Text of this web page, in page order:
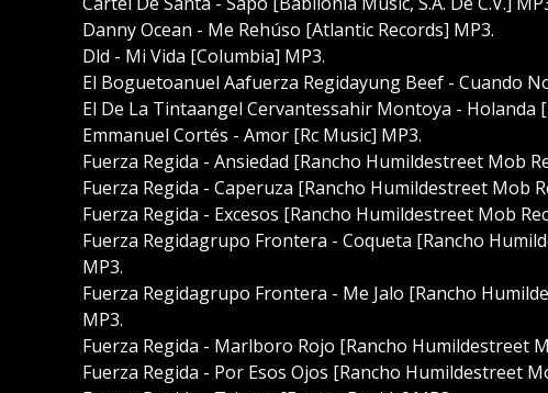
Danny Ocean - Me Rehúso [Atlantic Records] MP3.
Dld - Mi Vida [Columbia] MP3.
El Boguetoanuel Aafuerza Regidayung Beef - Cuando
El De La Tintaangel Cervantessahir Montoya - Holanda
Emmanuel Cortés - Amor [Rc Music] MP3.
Fuerza Regida - Ansiedad [Rancho Humildestreet Mob
Fuerza Regida - Caperuza [Rancho Humildestreet Mob
Fuerza Regida - Excesos [Rancho Humildestreet Mob
Fuerza Regidagrupo Frontera - Coqueta [Rancho
MP3.
Fuerza Regidagrupo Frontera - Me Jalo [Rancho
MP3.
Fuerza Regida - Marlboro Rojo [Rancho Humildestreet
Fuerza Regida - Por Esos Ojos [Rancho Humildestreet